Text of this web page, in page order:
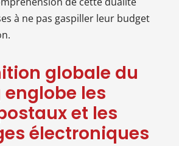
à ne pas gaspiller leur budget
globale du
les
et les
électroniques